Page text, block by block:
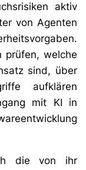
aktiv
von Agenten
prüfen, welche
sind, über
aufklären
mit KI in
die von ihr